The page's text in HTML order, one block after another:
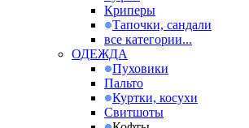
Криперы
Тапочки, сандали
все категории...
ОДЕЖДА
Пуховики
Пальто
Куртки, косухи
Свитшоты